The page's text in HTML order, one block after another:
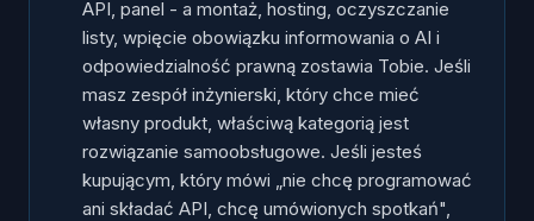
Najczęstsze pytania
API, panel - a montaż, hosting, oczyszczanie
listy, wpięcie obowiązku informowania o AI i
odpowiedzialność prawną zostawia Tobie. Jeśli
masz zespół inżynierski, który chce mieć
własny produkt, właściwą kategorią jest
rozwiązanie samoobsługowe. Jeśli jesteś
kupującym, który mówi „nie chcę programować
ani składać API, chcę umówionych spotkań",